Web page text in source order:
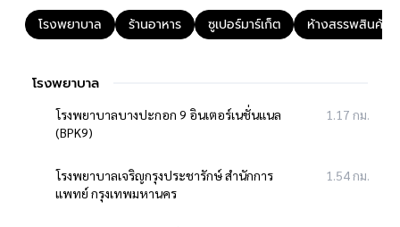
▪️ 1 ระเบียงใหญ่
▪️ จอดรถได้ 1 คัน
🎨 รีโนเวทใหม่ทั้งหมด
✔️ ปรับปรุงห้องน้ำใหม่
✔️ ปรับปรุงห้องครัวใหม่
✔️ เปลี่ยนฝ้าใหม่
✔️ ระบบไฟใหม่
โรงพยาบาล ร้านอาหาร ซูเปอร์มาร์เก็ต ห้างสรรพสินค้า
โรงพยาบาล
โรงพยาบาลบางปะกอก 9 อินเตอร์เนชั่นแนล
(ฺBPK9)
1.17 กม.
โรงพยาบาลเจริญกรุงประชารักษ์ สำนักการ
แพทย์ กรุงเทพมหานคร
1.54 กม.